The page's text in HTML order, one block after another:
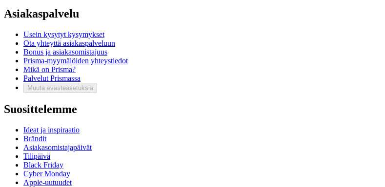
Asiakaspalvelu
Usein kysytyt kysymykset
Ota yhteyttä asiakaspalveluun
Bonus ja asiakasomistajuus
Prisma-myymälöiden yhteystiedot
Mikä on Prisma?
Palvelut Prismassa
Muuta evästeasetuksia
Suosittelemme
Ideat ja inspiraatio
Brändit
Asiakasomistajapäivät
Tilipäivä
Black Friday
Cyber Monday
Apple-uutuudet